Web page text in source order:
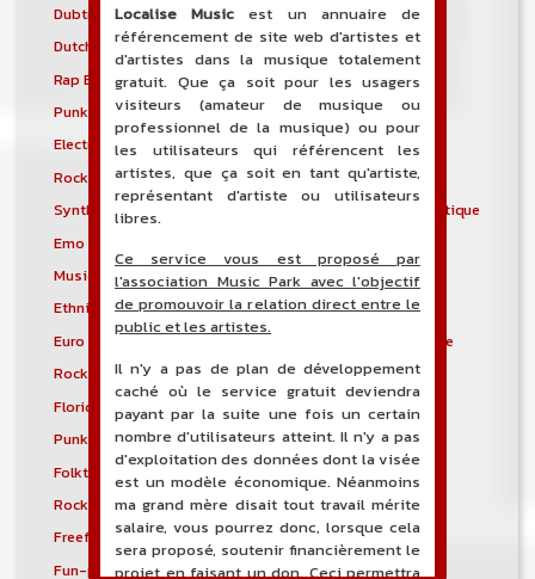
Dubtronica
Dunedin sound
Dutch house
Early hardcore
Rap East Coast
Easycore
Punk gaélique
Électro-industriel
Electronic body music
Musique électronique
Rock électronique
Electronicore
Synthpunk
Musique électroacoustique
Emo
Musique spectrale
Éthio-jazz
Ethnic electronica
Ethno-jazz
Euro Disco
Musique expérimentale
Rock expérimental
Metal extrême
Florida breaks
Folk progressif
Punk folk
Medieval rock
Folktronica
Forest
Rock progressif français
Freakbeat
Freeform hardcore
Freestyle
Fun-punk
Funkstep
Localise Music est un annuaire de
référencement de site web d'artistes et
d'artistes dans la musique totalement
gratuit. Que ça soit pour les usagers
visiteurs (amateur de musique ou
professionnel de la musique) ou pour
les utilisateurs qui référencent les
artistes, que ça soit en tant qu'artiste,
représentant d'artiste ou utilisateurs
libres.
Ce service vous est proposé par
l'association Music Park avec l'objectif
de promouvoir la relation direct entre le
public et les artistes.
Il n'y a pas de plan de développement
caché où le service gratuit deviendra
payant par la suite une fois un certain
nombre d'utilisateurs atteint. Il n'y a pas
d'exploitation des données dont la visée
est un modèle économique. Néanmoins
ma grand mère disait tout travail mérite
salaire, vous pourrez donc, lorsque cela
sera proposé, soutenir financièrement le
projet en faisant un don. Ceci permettra